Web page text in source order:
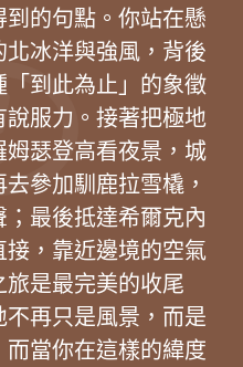
的句點。你站在懸
冰洋與強風，背後
到此為止」的象徵
服力。接著把極地
瑟登高看夜景，城
參加馴鹿拉雪橇，
最後抵達希爾克內
，靠近邊境的空氣
是最完美的收尾
再只是風景，而是
當你在這樣的緯度